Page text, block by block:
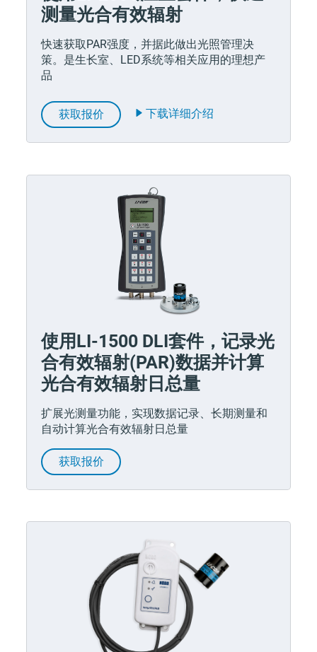
测量光合有效辐射
快速获取PAR强度，并据此做出光照管理决
策。是生长室、LED系统等相关应用的理想产
品
获取报价 下载详细介绍
使用LI-1500 DLI套件，记录光
合有效辐射(PAR)数据并计算
光合有效辐射日总量
扩展光测量功能，实现数据记录、长期测量和
自动计算光合有效辐射日总量
获取报价